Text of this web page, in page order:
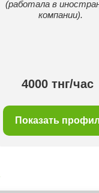
(работала в
компании).
4000 тнг/час
Показать